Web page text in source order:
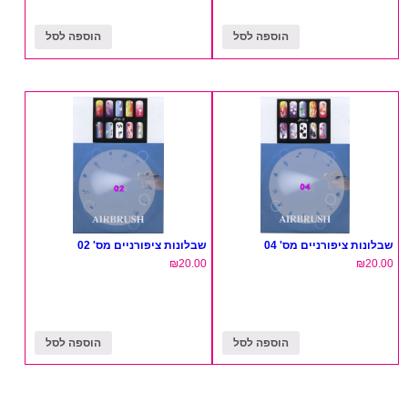
הוספה לסל הוספה לסל
שבלונות ציפורניים מס' 04
₪20.00
הוספה לסל
שבלונות ציפורניים מס' 02
₪20.00
הוספה לסל